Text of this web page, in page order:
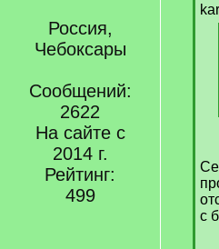
Россия,
Чебоксары
Сообщений:
2622
На сайте с
2014 г.
Рейтинг:
499
q
с